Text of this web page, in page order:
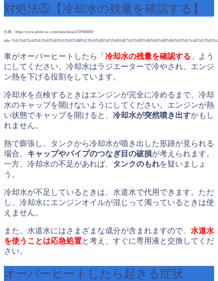
対処法⑤【冷却水の残量を確認する】
出典：https://www.photo-ac.com/main/detail/23958606?
車がオーバーヒートしたら「 冷却水の残量を確認する 」よう
にしてください。冷却水はラジエーターで冷やされ、エンジ
ン熱を下げる役割をしています。
冷却水を点検するときはエンジンが完全に冷めるまで、冷却
水のキャップを開けないようにしてください。エンジンが熱
い状態でキャップを開けると、 冷却水が突然噴き出すかもし
れません。
熱で膨張し、タンクから冷却水が噴き出した形跡が見られる
場合、 キャップやパイプのつなぎ目の破損が考えられます。
一方、冷却水の不足があれば、 タンクのもれを疑いましょ
う。
冷却水が不足しているときは、水道水で代用できます。ただ
し、冷却水にエンジンオイルが混じって濁っているときは使
えません。
また、水道水にはさまざまな成分が含まれますので、 水道水
を使うことは応急処置と考え、すぐに専用液と交換してくだ
さい。
オーバーヒートしたら起きる症状